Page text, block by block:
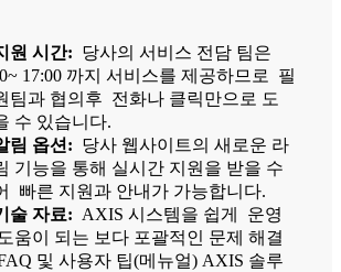
원 시간: 당사의 서비스 전담 팀은
17:00 까지 서비스를 제공하므로 필
팀과 협의후 전화나 클릭만으로 도
수 있습니다.
림 옵션: 당사 웹사이트의 새로운 라
기능을 통해 실시간 지원을 받을 수
빠른 지원과 안내가 가능합니다.
술 자료: AXIS 시스템을 쉽게 운영
움이 되는 보다 포괄적인 문제 해결
및 사용자 팁(메뉴얼) AXIS 솔루